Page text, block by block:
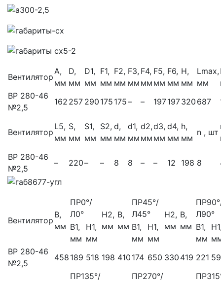
Вентилятор
А,
мм
D,
мм
D1,
мм
F1,
мм
F2,
мм
F3,
мм
F4,
мм
F5,
мм
F6,
мм
H,
мм
Lmax,
мм
ВР 280-46
№2,5
162 257 290 175 175– – 197197320 687
Вентилятор
L5,
мм
S,
мм
S1,
мм
S2,
мм
d,
мм
d1,
мм
d2,
мм
d3,
мм
d4,
мм
h,
мм
n , шт
ВР 280-46
№2,5
– 220– – 8 8 – – 12 198 8
Вентилятор
B,
мм
ПР0°/
Л0°
H2,
мм
B,
мм
ПР45°/
Л45°
H2,
мм
B,
мм
Л90°
B1,
мм
H1,
мм
B1,
мм
H1,
мм
B1,
мм
ВР 280-46
№2,5
458 189 518 198 410 174 650 330 419 221
ПР135°/
ПР270°/